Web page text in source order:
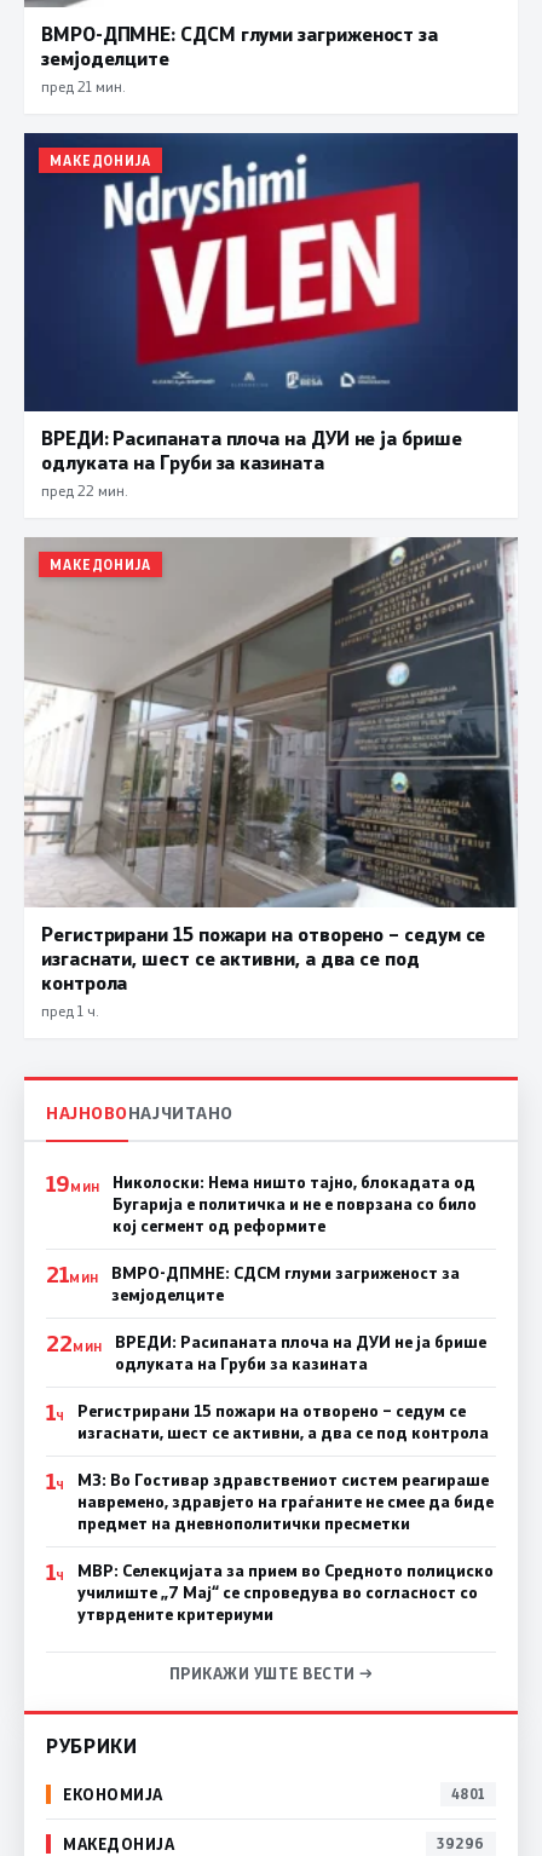
ВМРО-ДПМНЕ: СДСМ глуми загриженост за
земјоделците
пред 21 мин.
МАКЕДОНИЈА
ВРЕДИ: Расипаната плоча на ДУИ не ја брише
одлуката на Груби за казината
пред 22 мин.
МАКЕДОНИЈА
Регистрирани 15 пожари на отворено – седум се
изгаснати, шест се активни, а два се под
контрола
пред 1 ч.
НАЈНОВОНАЈЧИТАНО
19МИН
Николоски: Нема ништо тајно, блокадата од
Бугарија е политичка и не е поврзана со било
кој сегмент од реформите
21МИН
ВМРО-ДПМНЕ: СДСМ глуми загриженост за
земјоделците
22МИН
ВРЕДИ: Расипаната плоча на ДУИ не ја брише
одлуката на Груби за казината
1Ч
Регистрирани 15 пожари на отворено – седум се
изгаснати, шест се активни, а два се под контрола
1Ч
МЗ: Во Гостивар здравствениот систем реагираше
навремено, здравјето на граѓаните не смее да биде
предмет на дневнополитички пресметки
1Ч
МВР: Селекцијата за прием во Средното полициско
училиште „7 Мај“ се спроведува во согласност со
утврдените критериуми
ПРИКАЖИ УШТЕ ВЕСТИ →
РУБРИКИ
ЕКОНОМИЈА 4801
МАКЕДОНИЈА 39296